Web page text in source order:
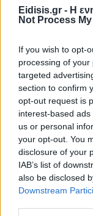
Eidisis.gr - Η
Not Process
If you wish to opt-
processing of
targeted
section to confirm
opt-out request is
interest-based
us or personal
your opt-out. You
disclosure of your
IAB’s list of
also be disclosed
Downstream